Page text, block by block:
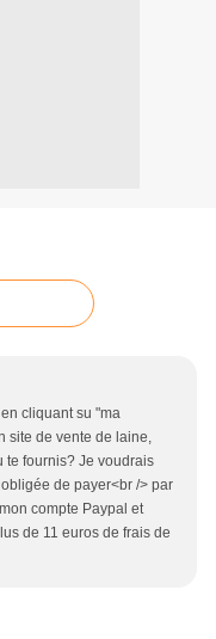
cliquant su "ma
site de vente de laine,
te fournis? Je voudrais
de payer<br /> par
compte Paypal et
de 11 euros de frais de